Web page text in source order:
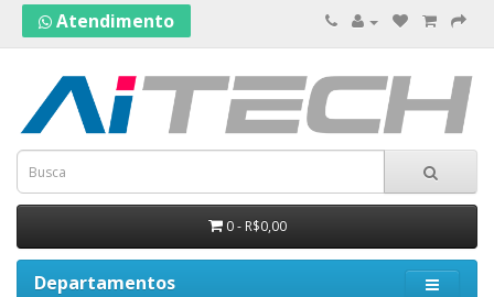
Atendimento
0 - R$0,00
Departamentos